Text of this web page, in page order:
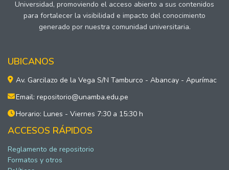
Universidad, promoviendo el acceso abierto a sus contenidos
para fortalecer la visibilidad e impacto del conocimiento
generado por nuestra comunidad universitaria.
UBICANOS
Av. Garcilazo de la Vega S/N Tamburco - Abancay - Apurímac
Email: repositorio@unamba.edu.pe
Horario: Lunes - Viernes 7:30 a 15:30 h
ACCESOS RÁPIDOS
Reglamento de repositorio
Formatos y otros